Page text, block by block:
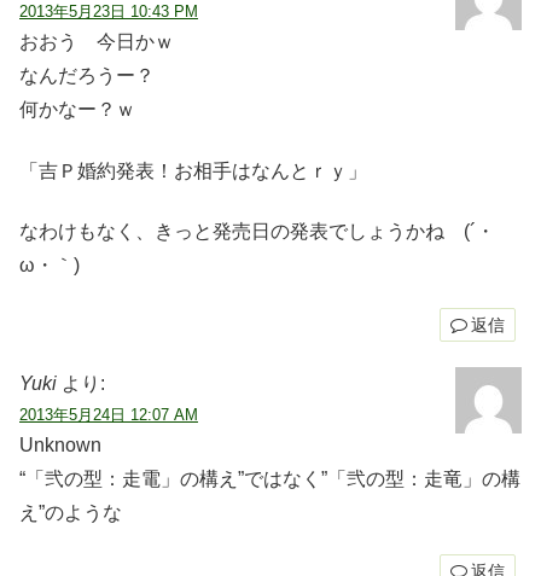
2013年5月23日 10:43 PM
おおう 今日かｗ
なんだろうー？
何かなー？ｗ
「吉Ｐ婚約発表！お相手はなんとｒｙ」
なわけもなく、きっと発売日の発表でしょうかね (´・
ω・｀)
返信
Yuki より:
2013年5月24日 12:07 AM
Unknown
“「弐の型：走電」の構え”ではなく”「弐の型：走竜」の構
え”のような
返信